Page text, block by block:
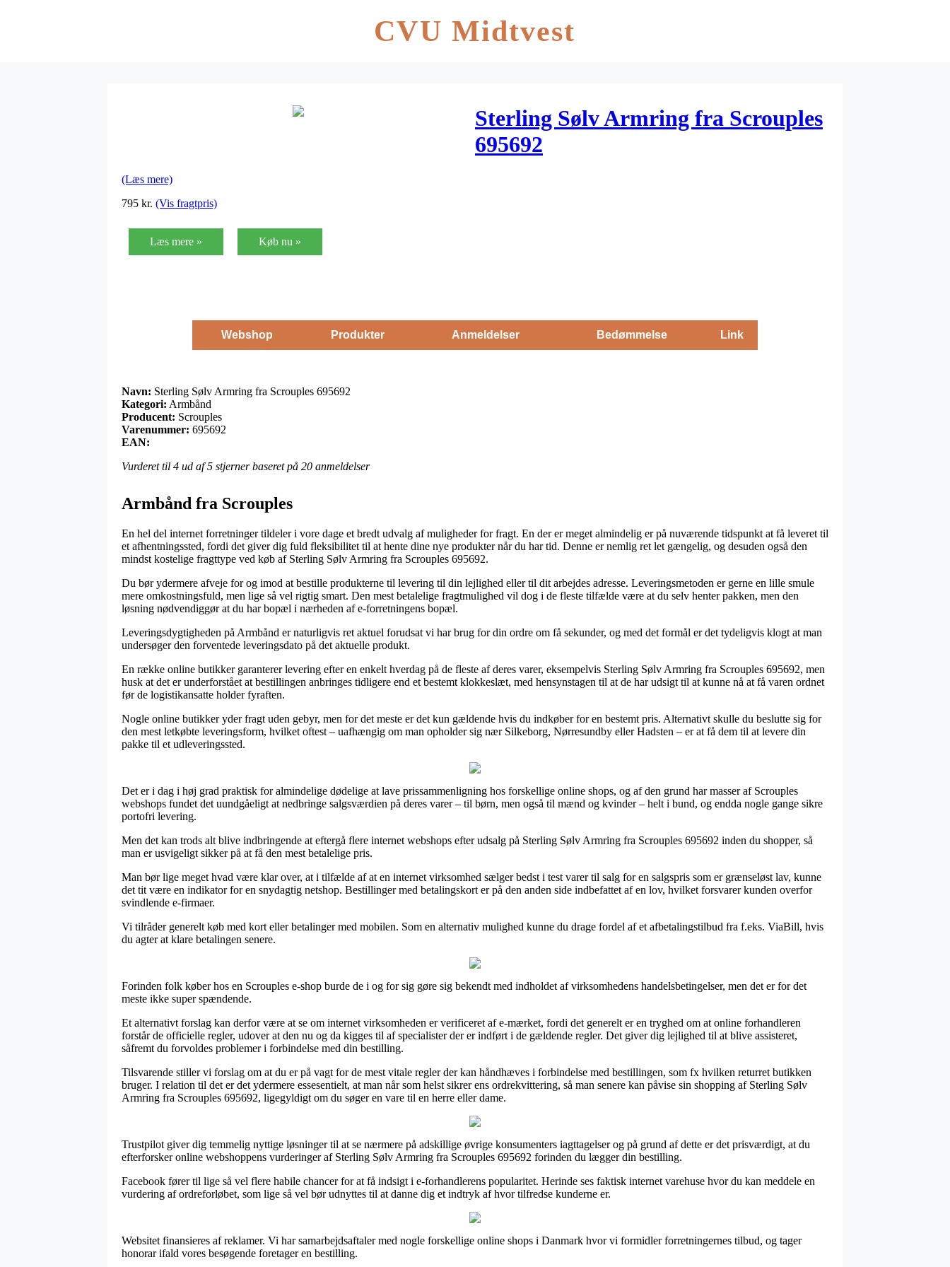
CVU Midtvest
Sterling Sølv Armring fra Scrouples
695692
(Læs mere)
795 kr. (Vis fragtpris)
Læs mere » Køb nu »
Webshop Produkter Anmeldelser Bedømmelse Link
Navn: Sterling Sølv Armring fra Scrouples 695692
Kategori: Armbånd
Producent: Scrouples
Varenummer: 695692
EAN:
Vurderet til 4 ud af 5 stjerner baseret på 20 anmeldelser
Armbånd fra Scrouples
En hel del internet forretninger tildeler i vore dage et bredt udvalg af muligheder for fragt. En der er meget almindelig er på nuværende tidspunkt at få leveret til
et afhentningssted, fordi det giver dig fuld fleksibilitet til at hente dine nye produkter når du har tid. Denne er nemlig ret let gængelig, og desuden også den
mindst kostelige fragttype ved køb af Sterling Sølv Armring fra Scrouples 695692.
Du bør ydermere afveje for og imod at bestille produkterne til levering til din lejlighed eller til dit arbejdes adresse. Leveringsmetoden er gerne en lille smule
mere omkostningsfuld, men lige så vel rigtig smart. Den mest betalelige fragtmulighed vil dog i de fleste tilfælde være at du selv henter pakken, men den
løsning nødvendiggør at du har bopæl i nærheden af e-forretningens bopæl.
Leveringsdygtigheden på Armbånd er naturligvis ret aktuel forudsat vi har brug for din ordre om få sekunder, og med det formål er det tydeligvis klogt at man
undersøger den forventede leveringsdato på det aktuelle produkt.
En række online butikker garanterer levering efter en enkelt hverdag på de fleste af deres varer, eksempelvis Sterling Sølv Armring fra Scrouples 695692, men
husk at det er underforstået at bestillingen anbringes tidligere end et bestemt klokkeslæt, med hensynstagen til at de har udsigt til at kunne nå at få varen ordnet
før de logistikansatte holder fyraften.
Nogle online butikker yder fragt uden gebyr, men for det meste er det kun gældende hvis du indkøber for en bestemt pris. Alternativt skulle du beslutte sig for
den mest letkøbte leveringsform, hvilket oftest – uafhængig om man opholder sig nær Silkeborg, Nørresundby eller Hadsten – er at få dem til at levere din
pakke til et udleveringssted.
Det er i dag i høj grad praktisk for almindelige dødelige at lave prissammenligning hos forskellige online shops, og af den grund har masser af Scrouples
webshops fundet det uundgåeligt at nedbringe salgsværdien på deres varer – til børn, men også til mænd og kvinder – helt i bund, og endda nogle gange sikre
portofri levering.
Men det kan trods alt blive indbringende at eftergå flere internet webshops efter udsalg på Sterling Sølv Armring fra Scrouples 695692 inden du shopper, så
man er usvigeligt sikker på at få den mest betalelige pris.
Man bør lige meget hvad være klar over, at i tilfælde af at en internet virksomhed sælger bedst i test varer til salg for en salgspris som er grænseløst lav, kunne
det tit være en indikator for en snydagtig netshop. Bestillinger med betalingskort er på den anden side indbefattet af en lov, hvilket forsvarer kunden overfor
svindlende e-firmaer.
Vi tilråder generelt køb med kort eller betalinger med mobilen. Som en alternativ mulighed kunne du drage fordel af et afbetalingstilbud fra f.eks. ViaBill, hvis
du agter at klare betalingen senere.
Forinden folk køber hos en Scrouples e-shop burde de i og for sig gøre sig bekendt med indholdet af virksomhedens handelsbetingelser, men det er for det
meste ikke super spændende.
Et alternativt forslag kan derfor være at se om internet virksomheden er verificeret af e-mærket, fordi det generelt er en tryghed om at online forhandleren
forstår de officielle regler, udover at den nu og da kigges til af specialister der er indført i de gældende regler. Det giver dig lejlighed til at blive assisteret,
såfremt du forvoldes problemer i forbindelse med din bestilling.
Tilsvarende stiller vi forslag om at du er på vagt for de mest vitale regler der kan håndhæves i forbindelse med bestillingen, som fx hvilken returret butikken
bruger. I relation til det er det ydermere essesentielt, at man når som helst sikrer ens ordrekvittering, så man senere kan påvise sin shopping af Sterling Sølv
Armring fra Scrouples 695692, ligegyldigt om du søger en vare til en herre eller dame.
Trustpilot giver dig temmelig nyttige løsninger til at se nærmere på adskillige øvrige konsumenters iagttagelser og på grund af dette er det prisværdigt, at du
efterforsker online webshoppens vurderinger af Sterling Sølv Armring fra Scrouples 695692 forinden du lægger din bestilling.
Facebook fører til lige så vel flere habile chancer for at få indsigt i e-forhandlerens popularitet. Herinde ses faktisk internet varehuse hvor du kan meddele en
vurdering af ordreforløbet, som lige så vel bør udnyttes til at danne dig et indtryk af hvor tilfredse kunderne er.
Websitet finansieres af reklamer. Vi har samarbejdsaftaler med nogle forskellige online shops i Danmark hvor vi formidler forretningernes tilbud, og tager
honorar ifald vores besøgende foretager en bestilling.